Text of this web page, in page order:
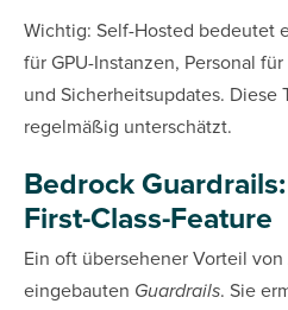
Wichtig: Self-Hosted bedeutet
für GPU-Instanzen, Personal
und Sicherheitsupdates. Diese
regelmäßig unterschätzt.
Bedrock
First-Class-Feature
Ein oft übersehener Vorteil
eingebauten Guardrails. Sie